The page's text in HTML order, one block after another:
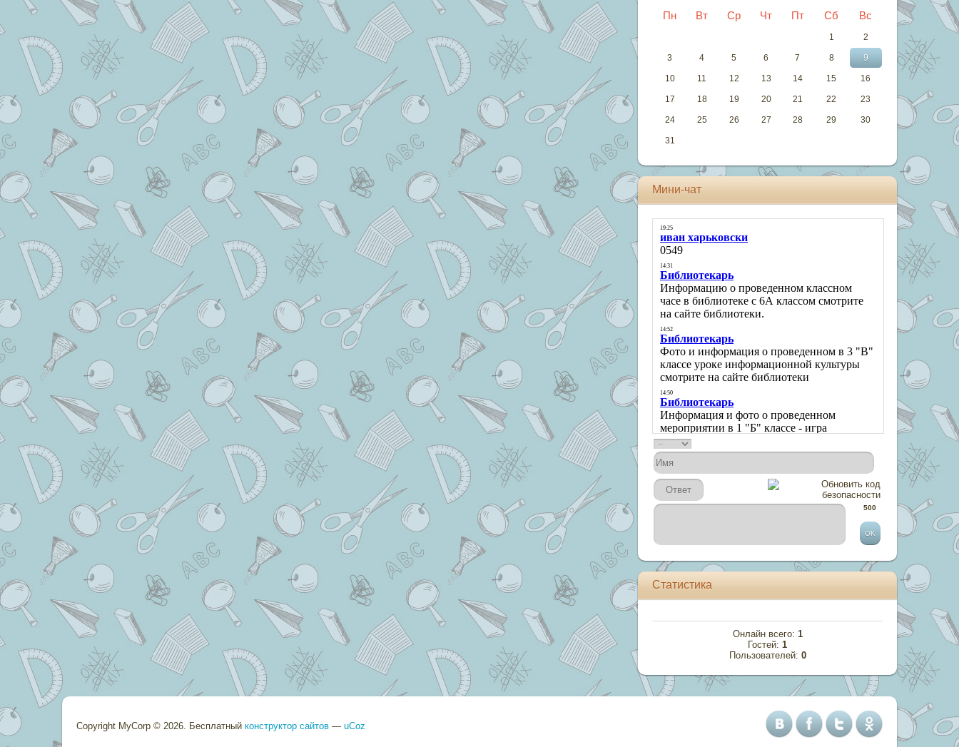
Пн Вт Ср Чт Пт Сб Вс
1 2
3 4 5 6 7 8 9
10 11 12 13 14 15 16
17 18 19 20 21 22 23
24 25 26 27 28 29 30
31
Мини-чат
500
Статистика
Онлайн всего: 1
Гостей:1
Пользователей: 0
Copyright MyCorp © 2026. Бесплатный конструктор сайтов — uCoz